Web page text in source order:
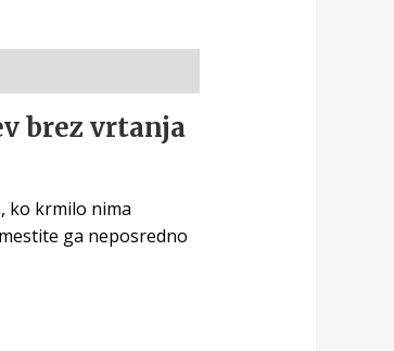
brez vrtanja
ko krmilo nima
ga neposredno